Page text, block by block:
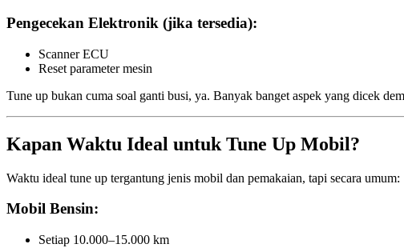
Pengecekan Elektronik (jika tersedia):
Scanner ECU
Reset parameter mesin
Tune up bukan cuma soal ganti busi, ya. Banyak banget aspek yang dicek
Kapan Waktu Ideal untuk Tune Up Mobil?
Waktu ideal tune up tergantung jenis mobil dan pemakaian, tapi secara umum:
Mobil Bensin:
Setiap 10.000–15.000 km